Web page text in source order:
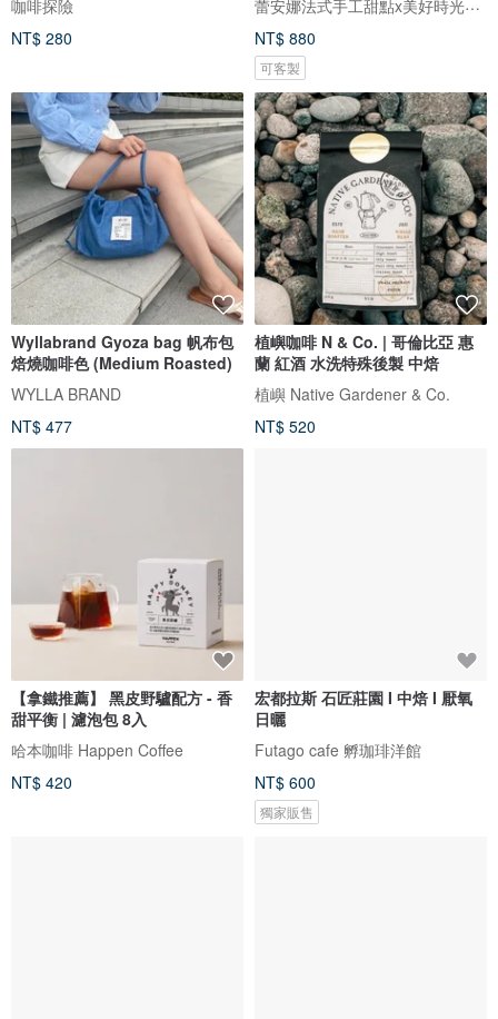
咖啡探險
NT$ 280
NT$ 880
可客製
Wyllabrand Gyoza bag 帆布包
焙燒咖啡色 (Medium Roasted)
WYLLA BRAND
NT$ 477
植嶼咖啡 N & Co. | 哥倫比亞 惠
蘭 紅酒 水洗特殊後製 中焙
植嶼 Native Gardener & Co.
NT$ 520
【拿鐵推薦】 黑皮野驢配方 - 香
甜平衡 | 濾泡包 8入
哈本咖啡 Happen Coffee
NT$ 420
宏都拉斯 石匠莊園 I 中焙 I 厭氧
日曬
Futago cafe 孵珈琲洋館
NT$ 600
獨家販售